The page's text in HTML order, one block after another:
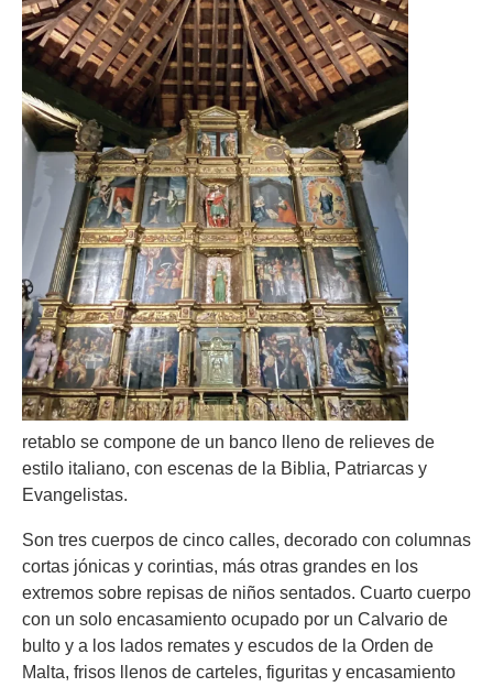
retablo se compone de un banco lleno de relieves de
estilo italiano, con escenas de la Biblia, Patriarcas y
Evangelistas.
Son tres cuerpos de cinco calles, decorado con columnas
cortas jónicas y corintias, más otras grandes en los
extremos sobre repisas de niños sentados. Cuarto cuerpo
con un solo encasamiento ocupado por un Calvario de
bulto y a los lados remates y escudos de la Orden de
Malta, frisos llenos de carteles, figuritas y encasamiento